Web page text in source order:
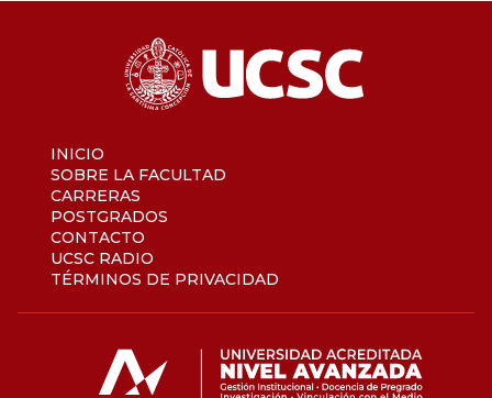
INICIO
SOBRE LA FACULTAD
CARRERAS
POSTGRADOS
CONTACTO
UCSC RADIO
TÉRMINOS DE PRIVACIDAD